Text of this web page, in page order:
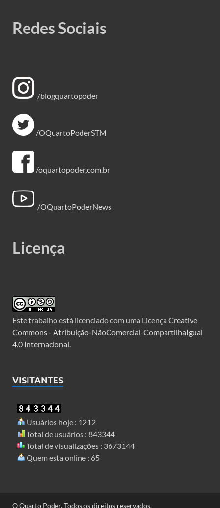
Redes Sociais
/blogquartopoder
/OQuartoPoderSTM
/oquartopoder,com.br
/OQuartoPoderNews
Licença
Este trabalho está licenciado com uma Licença Creative
Commons - Atribuição-NãoComercial-CompartilhaIgual
4.0 Internacional
VISITANTES
Usuários hoje : 1212
Total de usuários : 843344
Total de visualizações : 3673144
Quem esta online : 65
O Quarto Poder. Todos os direitos reservados.